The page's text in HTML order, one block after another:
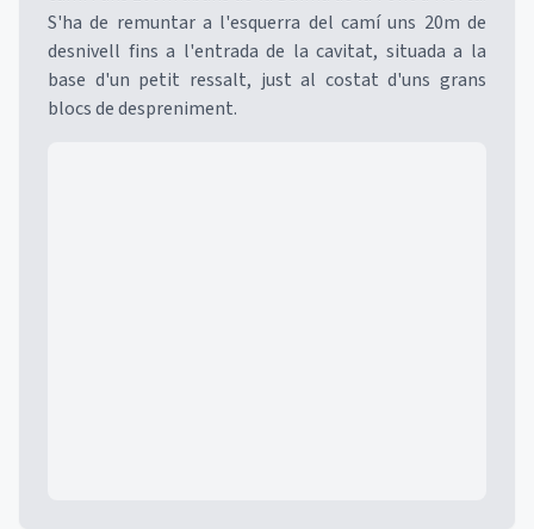
S'ha de remuntar a l'esquerra del camí uns 20m de
desnivell fins a l'entrada de la cavitat, situada a la
base d'un petit ressalt, just al costat d'uns grans
blocs de despreniment.